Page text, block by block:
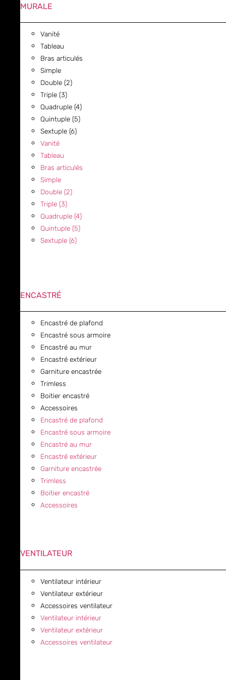
MURALE
Vanité
Tableau
Bras articulés
Simple
Double (2)
Triple (3)
Quadruple (4)
Quintuple (5)
Sextuple (6)
Vanité
Tableau
Bras articulés
Simple
Double (2)
Triple (3)
Quadruple (4)
Quintuple (5)
Sextuple (6)
ENCASTRÉ
Encastré de plafond
Encastré sous armoire
Encastré au mur
Encastré extérieur
Garniture encastrée
Trimless
Boitier encastré
Accessoires
Encastré de plafond
Encastré sous armoire
Encastré au mur
Encastré extérieur
Garniture encastrée
Trimless
Boitier encastré
Accessoires
VENTILATEUR
Ventilateur intérieur
Ventilateur extérieur
Accessoires ventilateur
Ventilateur intérieur
Ventilateur extérieur
Accessoires ventilateur